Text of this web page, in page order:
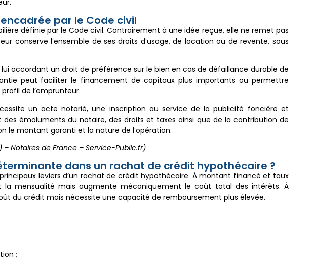
par le Code civil
définie par le Code civil. Contrairement à une idée reçue, elle ne remet pas
conserve l’ensemble de ses droits d’usage, de location ou de revente, sous
accordant un droit de préférence sur le bien en cas de défaillance durable de
peut faciliter le financement de capitaux plus importants ou permettre
de l’emprunteur.
un acte notarié, une inscription au service de la publicité foncière et
émoluments du notaire, des droits et taxes ainsi que de la contribution de
le montant garanti et la nature de l’opération.
Notaires de France – Service-Public.fr)
dans un rachat de crédit hypothécaire ?
leviers d’un rachat de crédit hypothécaire. À montant financé et taux
la mensualité mais augmente mécaniquement le coût total des intérêts. À
du crédit mais nécessite une capacité de remboursement plus élevée.
;